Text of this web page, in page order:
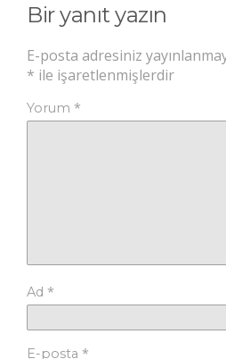
Bir yanıt yazın
E-posta adresiniz
* ile işaretlenmişlerdir
Yorum *
Ad *
E-posta *